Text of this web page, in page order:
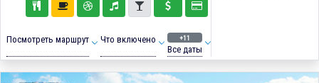
Посмотреть маршрут Что включено +11
Все даты